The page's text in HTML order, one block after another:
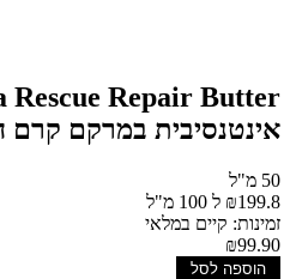
אינטנסיבית במרקם קרם
50 מ"ל
₪199.8 ל 100 מ"ל
זמינות: קיים במלאי
₪99.90
הוספה לסל